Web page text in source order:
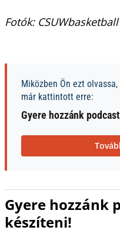
Fotók:
Miközben Ön ezt
már kattintott erre:
Gyere hozzánk
Gyere hozzánk
készíteni!